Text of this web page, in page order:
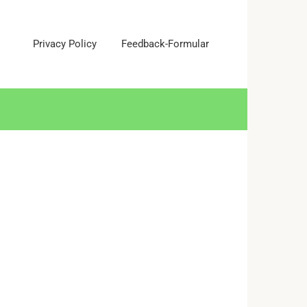
Privacy Policy Feedback-Formular